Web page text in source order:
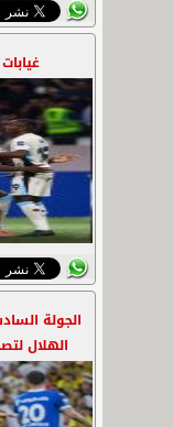
الجولة
الهلال